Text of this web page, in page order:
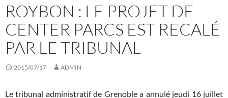
ROYBON : LE PROJET DE
CENTER PARCS EST RECALÉ
PAR LE TRIBUNAL
2015/07/17 ADMIN
Le tribunal administratif de Grenoble a annulé jeudi 16 juillet